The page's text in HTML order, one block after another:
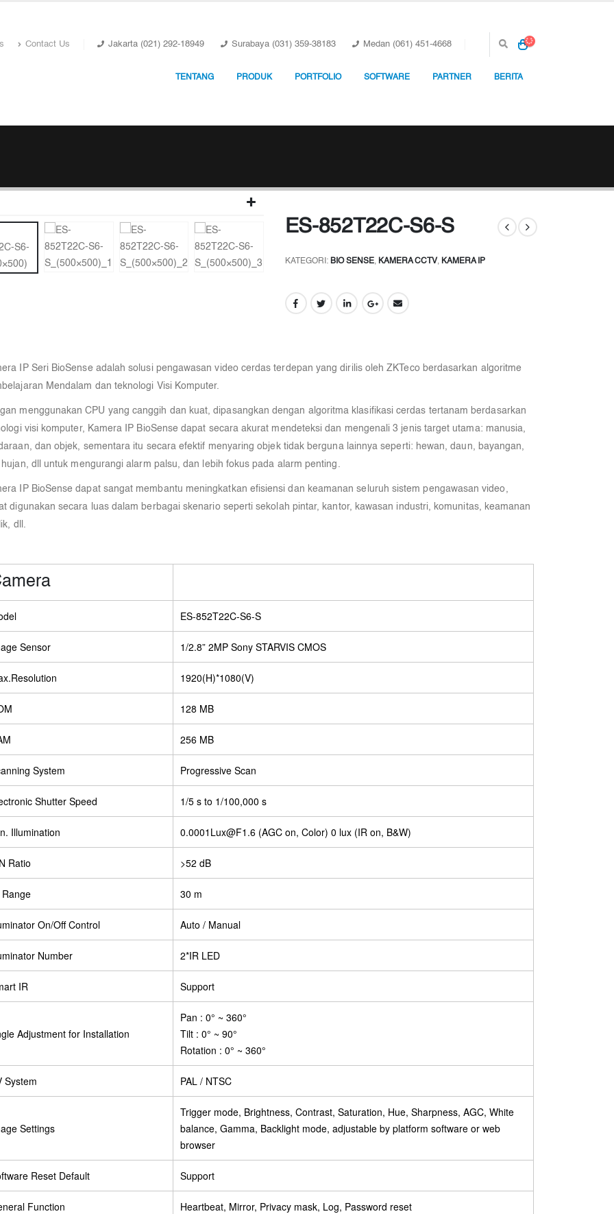
Contact Us Jakarta (021) 292-18949 Surabaya (031) 359-38183 Medan (061) 451-4668
TENTANG PRODUK PORTFOLIO SOFTWARE PARTNER BERITA
ES-852T22C-S6-S
KATEGORI: BIO SENSE, KAMERA CCTV, KAMERA IP
IP Seri BioSense adalah solusi pengawasan video cerdas terdepan yang dirilis oleh ZKTeco berdasarkan algoritme
Mendalam dan teknologi Visi Komputer.
menggunakan CPU yang canggih dan kuat, dipasangkan dengan algoritma klasifikasi cerdas tertanam berdasarkan
visi komputer, Kamera IP BioSense dapat secara akurat mendeteksi dan mengenali 3 jenis target utama: manusia,
dan objek, sementara itu secara efektif menyaring objek tidak berguna lainnya seperti: hewan, daun, bayangan,
dll untuk mengurangi alarm palsu, dan lebih fokus pada alarm penting.
IP BioSense dapat sangat membantu meningkatkan efisiensi dan keamanan seluruh sistem pengawasan video,
digunakan secara luas dalam berbagai skenario seperti sekolah pintar, kantor, kawasan industri, komunitas, keamanan
dll.
ES-852T22C-S6-S
Sensor 1/2.8” 2MP Sony STARVIS CMOS
1920(H)*1080(V)
128 MB
256 MB
System Progressive Scan
Shutter Speed 1/5 s to 1/100,000 s
Illumination 0.0001Lux@F1.6 (AGC on, Color) 0 lux (IR on, B&W)
Ratio >52 dB
Range 30 m
On/Off Control Auto / Manual
Number 2*IR LED
IR Support
Adjustment for Installation
Pan : 0° ~ 360°
Tilt : 0° ~ 90°
Rotation : 0° ~ 360°
System PAL / NTSC
Settings
Trigger mode, Brightness, Contrast, Saturation, Hue, Sharpness, AGC, White
balance, Gamma, Backlight mode, adjustable by platform software or web
browser
Reset Default Support
Function Heartbeat, Mirror, Privacy mask, Log, Password reset